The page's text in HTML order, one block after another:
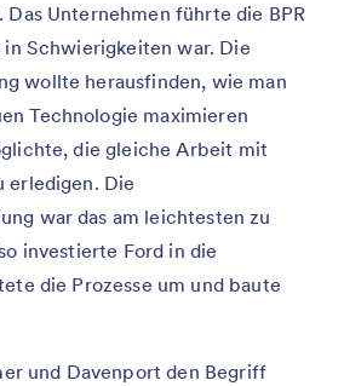
Das Unternehmen führte die BPR
Schwierigkeiten war. Die
wollte herausfinden, wie man
Technologie maximieren
die gleiche Arbeit mit
erledigen. Die
war das am leichtesten zu
investierte Ford in die
die Prozesse um und baute
und Davenport den Begriff